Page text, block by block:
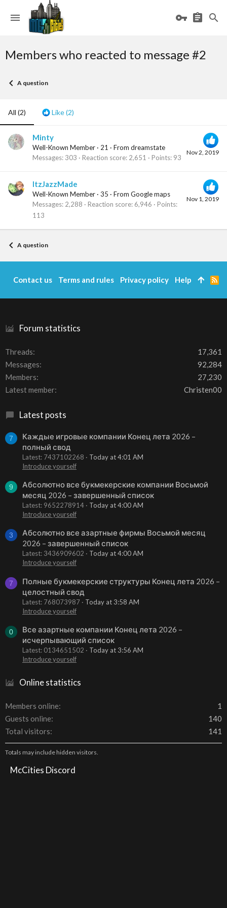
Members who reacted to message #2
A question
All (2) Like(2)
Nov 2, 2019
Minty
Well-Known Member · 21 · From dreamstate
Messages 303 Reaction score 2,651 Points 93
Nov 1, 2019
ItzJazzMade
Well-Known Member · 35 · From Google maps
Messages 2,288 Reaction score 6,946
Points
113
A question
Forum statistics
Threads
17,361
Messages
92,284
Members
27,230
Latest member
Christen00
Latest posts
7
Каждые игровые компании Конец лета 2026 –
полный свод
Latest: 7437102268
Today at 4:01 AM
Introduce yourself
9
Абсолютно все букмекерские компании Восьмой
месяц 2026 – завершенный список
Latest: 9652278914
Today at 4:00 AM
Introduce yourself
3
Абсолютно все азартные фирмы Восьмой месяц
2026 – завершенный список
Latest: 3436909602
Today at 4:00 AM
Introduce yourself
7
Полные букмекерские структуры Конец лета 2026 –
целостный свод
Latest: 768073987
Today at 3:58 AM
Introduce yourself
0
Все азартные компании Конец лета 2026 –
исчерпывающий список
Latest: 0134651502
Today at 3:56 AM
Introduce yourself
Online statistics
Members online
1
Guests online
140
Total visitors
141
Totals may include hidden visitors.
McCities Discord
Contact us Terms and rules Privacy policy Help
R
S